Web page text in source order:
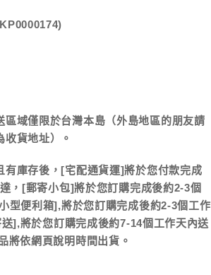
)
區域僅限於台灣本島（外島地區的朋友請
收貨地址）。
有庫存後，[宅配通貨運]將於您付款完成
，[郵寄小包]將於您訂購完成後約2-3個
型便利箱],將於您訂購完成後約2-3個工作
],將於您訂購完成後約7-14個工作天內送
將依網頁說明時間出貨。